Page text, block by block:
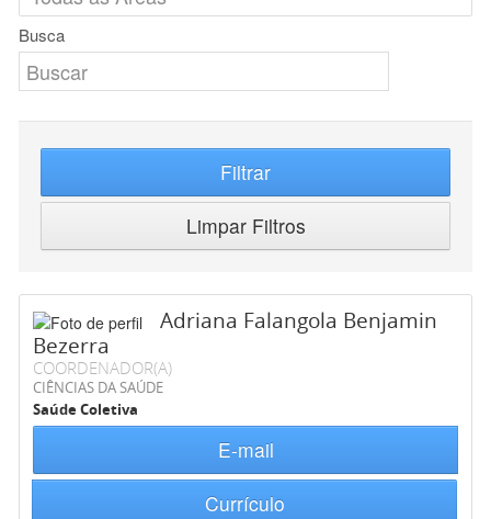
Busca
Filtrar
Limpar Filtros
Adriana Falangola Benjamin
Bezerra
COORDENADOR(A)
CIÊNCIAS DA SAÚDE
Saúde Coletiva
E-mail
Currículo